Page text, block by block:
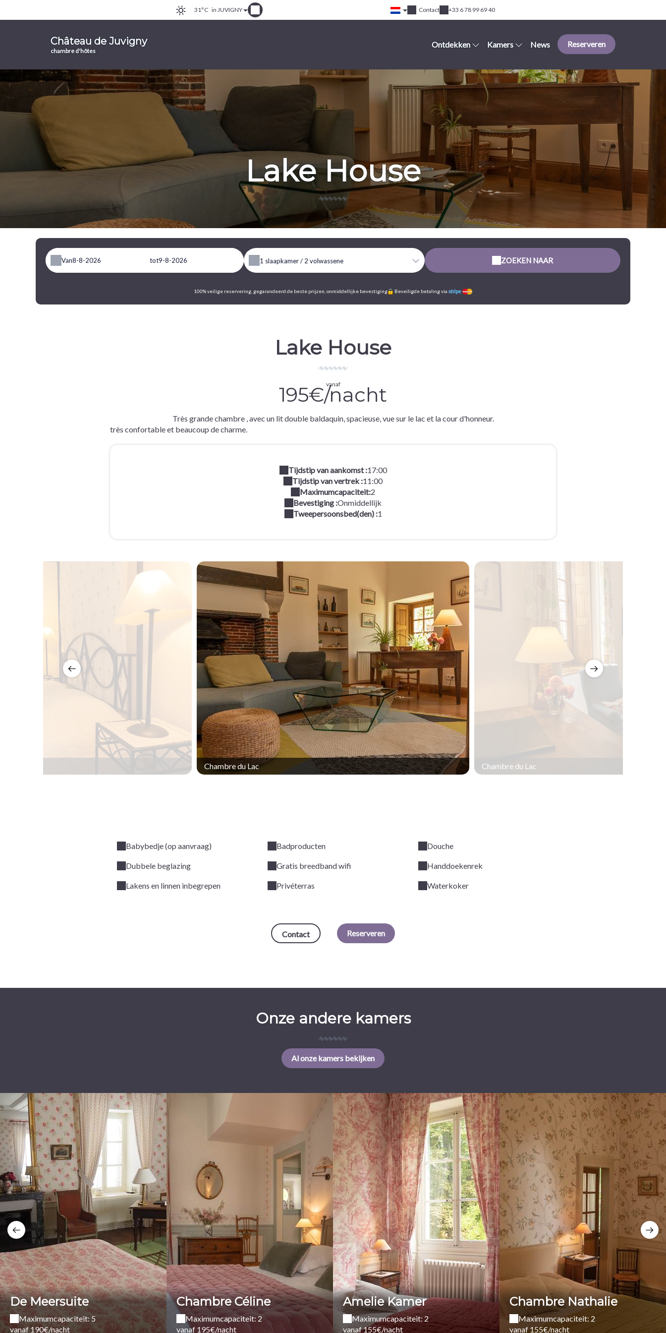
31°C in JUVIGNY Contact +33 6 78 99 69 40
Château de Juvigny
chambre d'hôtes
Ontdekken Kamers News Reserveren
Lake House
Van tot 1 slaapkamer / 2 volwassene ZOEKEN NAAR
100% veilige reservering, gegarandeerd de beste prijzen, onmiddellijke bevestiging Beveiligde betaling via
Lake House
vanaf
195€/nacht
Très grande chambre , avec un lit double baldaquin, spacieuse, vue sur le lac et la cour d'honneur.
très confortable et beaucoup de charme.
Tijdstip van aankomst :17:00
Tijdstip van vertrek :11:00
Maximumcapaciteit:2
Bevestiging :Onmiddellijk
Tweepersoonsbed(den) :1
Chambre du Lac Chambre du Lac
Babybedje (op aanvraag) Badproducten Douche
Dubbele beglazing Gratis breedband wifi Handdoekenrek
Lakens en linnen inbegrepen Privéterras Waterkoker
Contact Reserveren
Onze andere kamers
Al onze kamers bekijken
De Meersuite
Maximumcapaciteit: 5
vanaf 190€/nacht
Chambre Céline
Maximumcapaciteit: 2
vanaf 195€/nacht
Amelie Kamer
Maximumcapaciteit: 2
vanaf 155€/nacht
Chambre Nathalie
Maximumcapaciteit: 2
vanaf 155€/nacht